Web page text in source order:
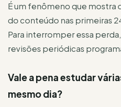
É um fenômeno que mostra
do conteúdo nas primeiras
Para interromper essa
revisões periódicas
Vale a pena estudar
mesmo dia?